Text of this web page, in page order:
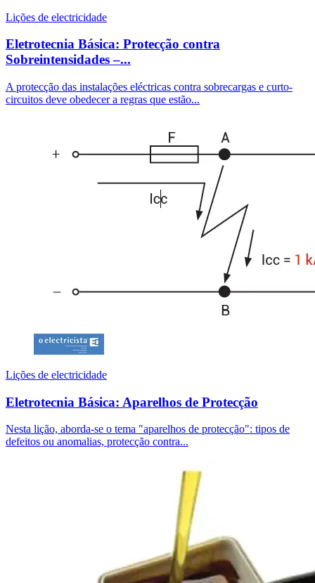
Lições de electricidade
Eletrotecnia Básica: Protecção contra
Sobreintensidades –...
A protecção das instalações eléctricas contra sobrecargas e curto-
circuitos deve obedecer a regras que estão...
Lições de electricidade
Eletrotecnia Básica: Aparelhos de Protecção
Nesta lição, aborda-se o tema "aparelhos de protecção": tipos de
defeitos ou anomalias, protecção contra...